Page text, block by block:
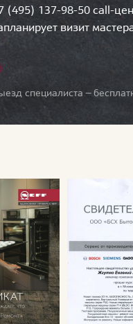
(495) 137-98-50 call-
визит
специалиста —